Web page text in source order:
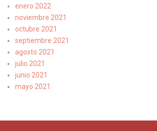
enero 2022
noviembre 2021
octubre 2021
septiembre 2021
agosto 2021
julio 2021
junio 2021
mayo 2021